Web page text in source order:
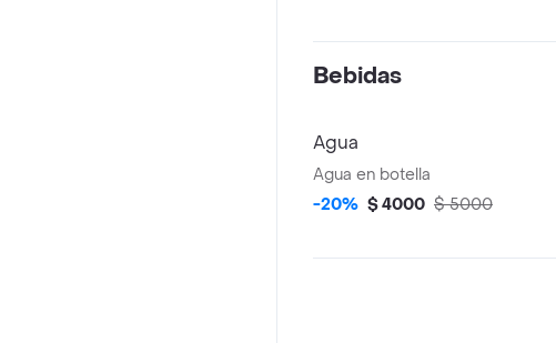
Bebidas
Agua
Agua en botella
-20% $ 4000 $ 5000